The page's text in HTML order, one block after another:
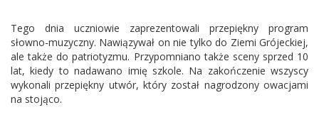
Tego dnia uczniowie zaprezentowali przepiękny program
słowno-muzyczny. Nawiązywał on nie tylko do Ziemi Grójeckiej,
ale także do patriotyzmu. Przypomniano także sceny sprzed 10
lat, kiedy to nadawano imię szkole. Na zakończenie wszyscy
wykonali przepiękny utwór, który został nagrodzony owacjami
na stojąco.